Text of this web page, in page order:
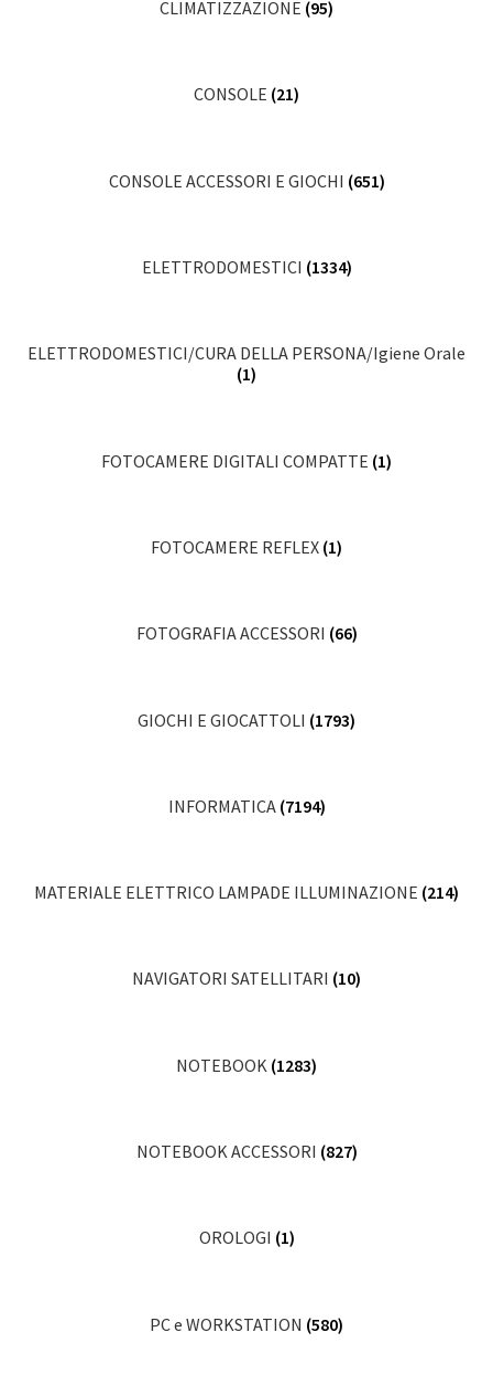
CLIMATIZZAZIONE (95)
CONSOLE (21)
CONSOLE ACCESSORI E GIOCHI (651)
ELETTRODOMESTICI (1334)
ELETTRODOMESTICI/CURA DELLA PERSONA/Igiene Orale
(1)
FOTOCAMERE DIGITALI COMPATTE (1)
FOTOCAMERE REFLEX (1)
FOTOGRAFIA ACCESSORI (66)
GIOCHI E GIOCATTOLI (1793)
INFORMATICA (7194)
MATERIALE ELETTRICO LAMPADE ILLUMINAZIONE (214)
NAVIGATORI SATELLITARI (10)
NOTEBOOK (1283)
NOTEBOOK ACCESSORI (827)
OROLOGI (1)
PC e WORKSTATION (580)